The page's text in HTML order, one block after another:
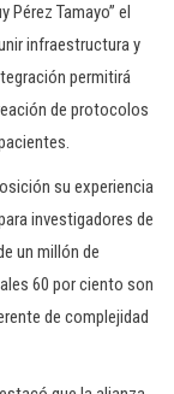
Pérez Tamayo” el
infraestructura y
permitirá
de protocolos
su experiencia
investigadores de
un millón de
60 por ciento son
de complejidad